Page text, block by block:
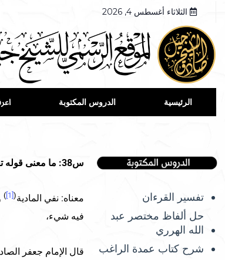
الثلاثاء أغسطس 4, 2026
الرئيسية الدروس المكتوبة
تفسير القرءان
حل ألفاظ مختصر عبد
الله الهرري
شرح كتاب عمدة الراغب
س38: ما معنى قوله تعالى: {لم يلد ولم يولد} [الإخلاص: 3]
معناه: نفي المادية(
[1]
)
فيه شيء،
قال الإمام جعفر